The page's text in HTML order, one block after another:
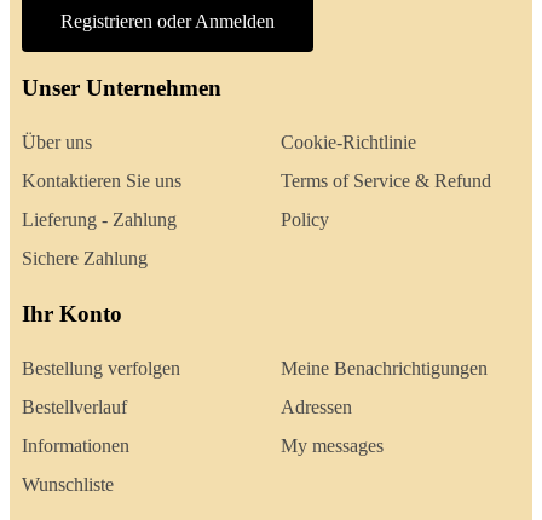
Registrieren oder Anmelden
Unser Unternehmen
Über uns
Kontaktieren Sie uns
Lieferung - Zahlung
Sichere Zahlung
Cookie-Richtlinie
Terms of Service & Refund
Policy
Ihr Konto
Bestellung verfolgen
Bestellverlauf
Informationen
Wunschliste
Meine Benachrichtigungen
Adressen
My messages